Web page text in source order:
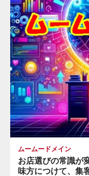
ムームードメイン
お店選びの常識が
味方につけて、集